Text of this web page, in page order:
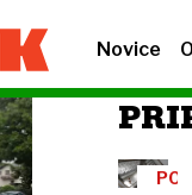
Novice